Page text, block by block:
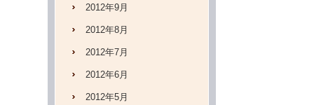
2012年9月
2012年8月
2012年7月
2012年6月
2012年5月